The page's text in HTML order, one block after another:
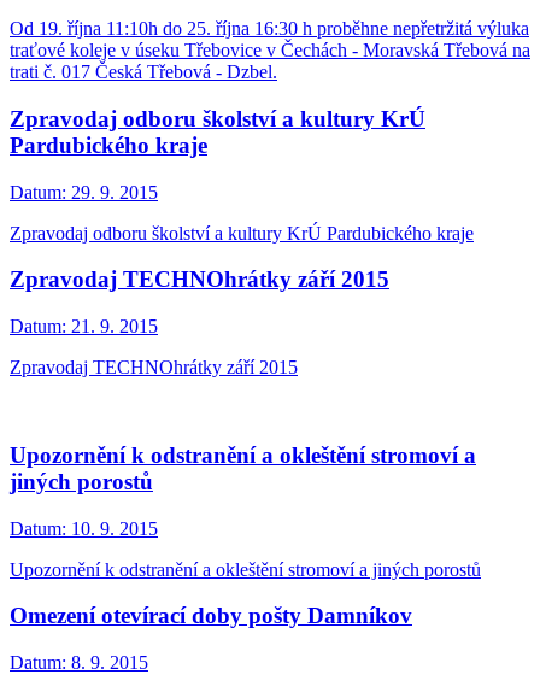
Od 19. října 11:10h do 25. října 16:30 h proběhne nepřetržitá výluka
traťové koleje v úseku Třebovice v Čechách - Moravská Třebová na
trati č. 017 Česká Třebová - Dzbel.
Zpravodaj odboru školství a kultury KrÚ
Pardubického kraje
Datum: 29. 9. 2015
Zpravodaj odboru školství a kultury KrÚ Pardubického kraje
Zpravodaj TECHNOhrátky září 2015
Datum: 21. 9. 2015
Zpravodaj TECHNOhrátky září 2015
Upozornění k odstranění a okleštění stromoví a
jiných porostů
Datum: 10. 9. 2015
Upozornění k odstranění a okleštění stromoví a jiných porostů
Omezení otevírací doby pošty Damníkov
Datum: 8. 9. 2015